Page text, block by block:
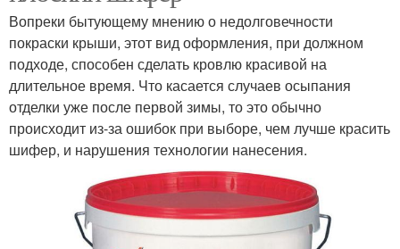
Вопреки бытующему мнению о недолговечности
покраски крыши, этот вид оформления, при должном
подходе, способен сделать кровлю красивой на
длительное время. Что касается случаев осыпания
отделки уже после первой зимы, то это обычно
происходит из-за ошибок при выборе, чем лучше красить
шифер, и нарушения технологии нанесения.